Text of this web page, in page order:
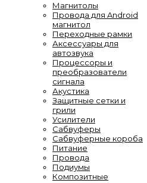
Магнитолы
Провода для Android
магнитол
Переходные рамки
Аксессуары для
автозвука
Процессоры и
преобразователи
сигнала
Акустика
Защитные сетки и
грили
Усилители
Сабвуферы
Сабвуферные короба
Питание
Провода
Подиумы
Композитные